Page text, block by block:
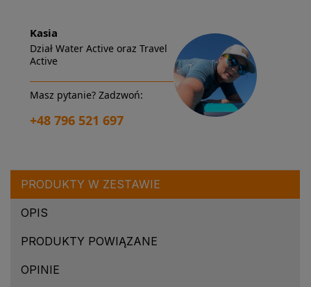
Kasia
Dział Water Active oraz Travel
Active
Masz pytanie? Zadzwoń:
+48 796 521 697
PRODUKTY W ZESTAWIE
OPIS
PRODUKTY POWIĄZANE
OPINIE